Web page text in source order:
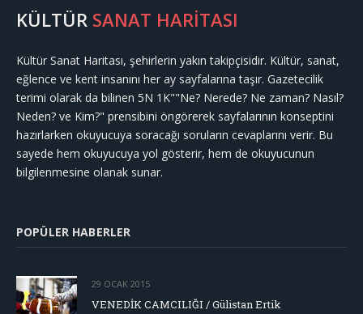
KÜLTÜR SANAT HARİTASI
Kültür Sanat Haritası, şehirlerin yakın takipçisidir. Kültür, sanat,
eğlence ve kent insanını her ay sayfalarına taşır. Gazetecilik
terimi olarak da bilinen 5N 1K""Ne? Nerede? Ne zaman? Nasıl?
Neden? ve Kim?" prensibini öngörerek sayfalarının konseptini
hazırlarken okuyucuya soracağı soruların cevaplarını verir. Bu
sayede hem okuyucuya yol gösterir, hem de okuyucunun
bilgilenmesine olanak sunar.
POPÜLER HABERLER
29 OCAK 2015
VENEDİK CAMCILIĞI / Gülistan Ertik